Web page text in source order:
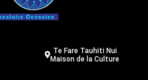
Te Fare Tauhiti Nui
Maison de la Culture